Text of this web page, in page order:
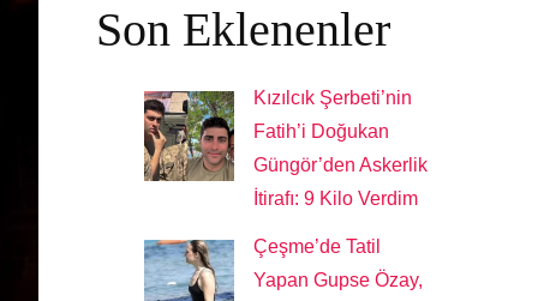
Son Eklenenler
Kızılcık Şerbeti’nin
Fatih’i Doğukan
Güngör’den Askerlik
İtirafı: 9 Kilo Verdim
Çeşme’de Tatil
Yapan Gupse Özay,